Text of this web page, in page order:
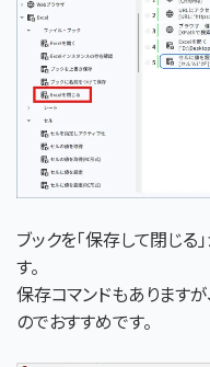
ブックを「保存して閉じる
す。
保存コマンドもあります
のでおすすめです。